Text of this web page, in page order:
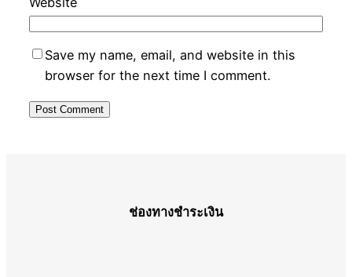
Save my name, email, and website in this
browser for the next time I comment.
ช่องทางชำระเงิน